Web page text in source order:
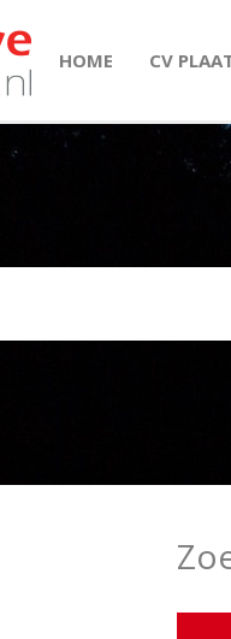
HOME CV